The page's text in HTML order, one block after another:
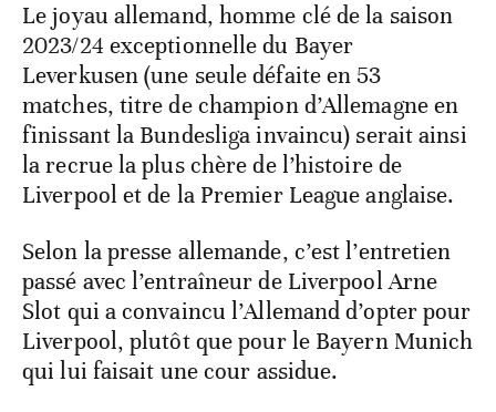
Le joyau allemand, homme clé de la saison
2023/24 exceptionnelle du Bayer
Leverkusen (une seule défaite en 53
matches, titre de champion d’Allemagne en
finissant la Bundesliga invaincu) serait ainsi
la recrue la plus chère de l’histoire de
Liverpool et de la Premier League anglaise.
Selon la presse allemande, c’est l’entretien
passé avec l’entraîneur de Liverpool Arne
Slot qui a convaincu l’Allemand d’opter pour
Liverpool, plutôt que pour le Bayern Munich
qui lui faisait une cour assidue.